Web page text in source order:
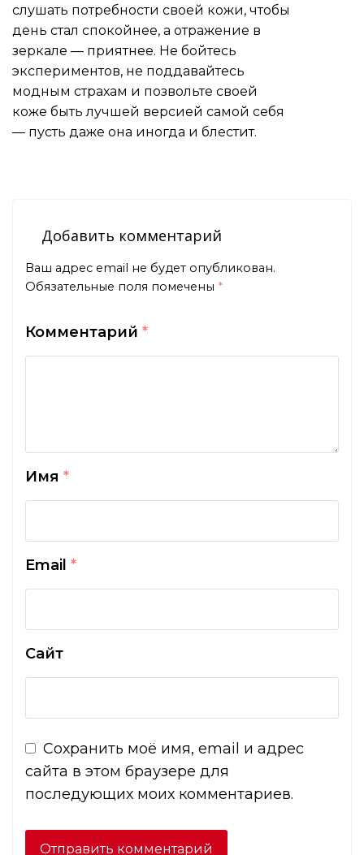
слушать потребности своей кожи, чтобы
день стал спокойнее, а отражение в
зеркале — приятнее. Не бойтесь
экспериментов, не поддавайтесь
модным страхам и позвольте своей
коже быть лучшей версией самой себя
— пусть даже она иногда и блестит.
Добавить комментарий
Ваш адрес email не будет опубликован.
Обязательные поля помечены *
Комментарий *
Имя *
Email *
Сайт
Сохранить моё имя, email и адрес
сайта в этом браузере для
последующих моих комментариев.